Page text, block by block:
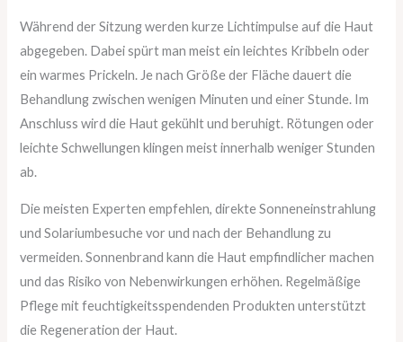
Während der Sitzung werden kurze Lichtimpulse auf die Haut
abgegeben. Dabei spürt man meist ein leichtes Kribbeln oder
ein warmes Prickeln. Je nach Größe der Fläche dauert die
Behandlung zwischen wenigen Minuten und einer Stunde. Im
Anschluss wird die Haut gekühlt und beruhigt. Rötungen oder
leichte Schwellungen klingen meist innerhalb weniger Stunden
ab.
Die meisten Experten empfehlen, direkte Sonneneinstrahlung
und Solariumbesuche vor und nach der Behandlung zu
vermeiden. Sonnenbrand kann die Haut empfindlicher machen
und das Risiko von Nebenwirkungen erhöhen. Regelmäßige
Pflege mit feuchtigkeitsspendenden Produkten unterstützt
die Regeneration der Haut.